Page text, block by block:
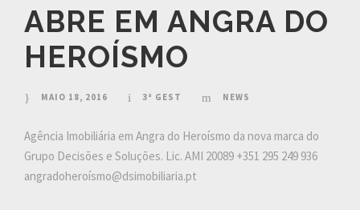
ABRE EM ANGRA DO
HEROÍSMO
MAIO 18, 2016 3ª GEST NEWS
Agência Imobiliária em Angra do Heroísmo da nova marca do
Grupo Decisões e Soluções. Lic. AMI 20089 +351 295 249 936
angradoheroísmo@dsimobiliaria.pt